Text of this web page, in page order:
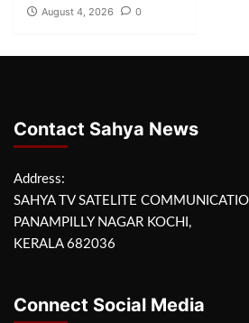
August 4, 2026 0
Contact Sahya News
Address:
SAHYA TV SATELITE
PANAMPILLY NAGAR KOCHI,
KERALA 682036
Connect Social Media